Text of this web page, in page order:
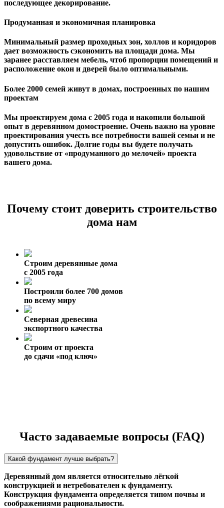
последующее декорирование.
Продуманная и экономичная планировка
Минимальный размер проходных зон, холлов и коридоров
дает возможность сэкономить на площади дома. Мы
заранее расставляем мебель, чтоб пропорции помещений и
расположение окон и дверей было оптимальными.
Более 2000 семей живут в домах, построенных по нашим
проектам
Мы проектируем дома с 2005 года и накопили большой
опыт в деревянном домостроение. Очень важно на уровне
проектирования учесть все потребности вашей семьи и не
допустить ошибок. Долгие годы вы будете получать
удовольствие от «продуманного до мелочей» проекта
вашего дома.
Почему стоит доверить строительство
дома нам
Строим деревянные дома
с 2005 года
Построили более 700 домов
по всему миру
Северная древесина
экспортного качества
Строим от проекта
до сдачи «под ключ»
Часто задаваемые вопросы (FAQ)
Какой фундамент лучше выбрать?
Деревянный дом является относительно лёгкой
конструкцией и нетребователен к фундаменту.
Конструкция фундамента определяется типом почвы и
соображениями рациональности.